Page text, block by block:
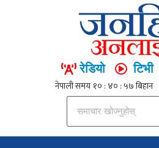
रेडियो टिभी